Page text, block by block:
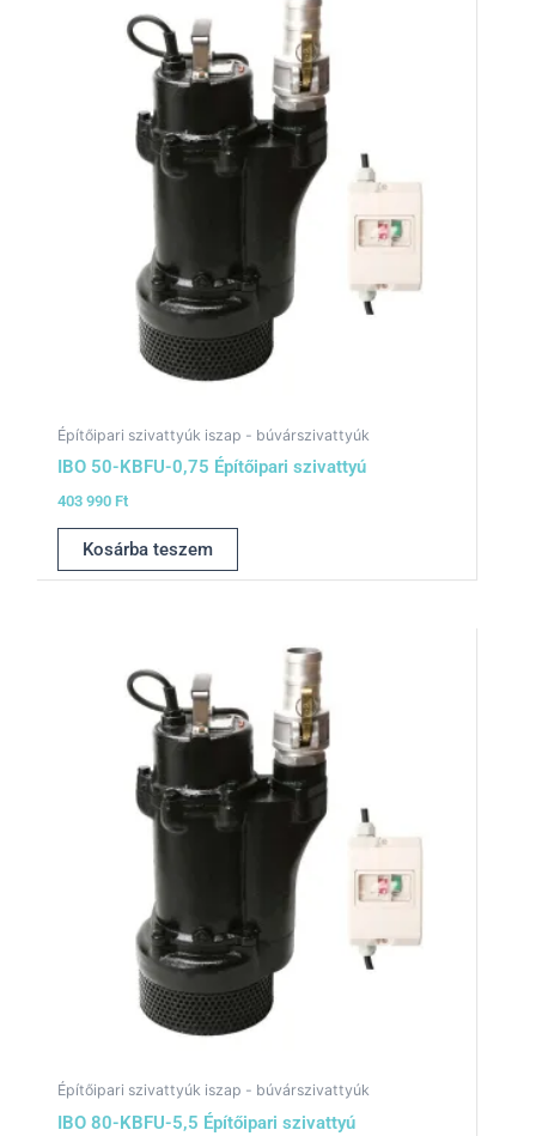
Építőipari szivattyúk iszap - búvárszivattyúk
IBO 50-KBFU-0,75 Építőipari szivattyú
403 990 Ft
Kosárba teszem
Építőipari szivattyúk iszap - búvárszivattyúk
IBO 80-KBFU-5,5 Építőipari szivattyú